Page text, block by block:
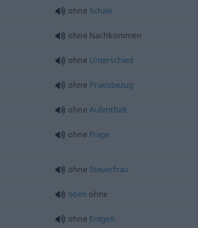
ohne Schale
ohne Nachkommen
ohne Unterschied
ohne Praxisbezug
ohne Aufenthalt
ohne Frage
ohne Steuerfrau
oben ohne
ohne Entgelt